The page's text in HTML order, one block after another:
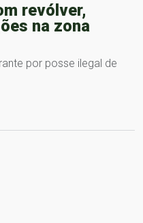
revólver,
na zona
por posse ilegal de